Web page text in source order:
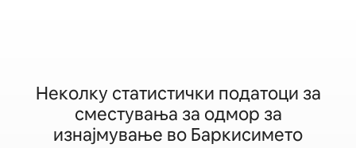
Неколку статистички податоци за
сместувања за одмор за
изнајмување во Баркисимето